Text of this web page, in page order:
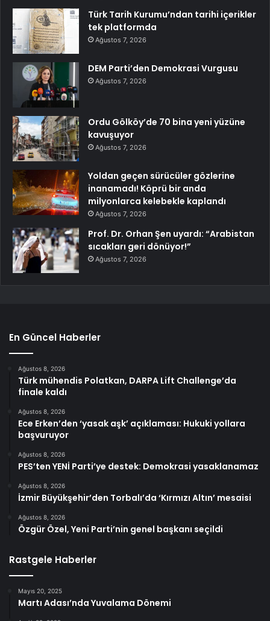
Türk Tarih Kurumu’ndan tarihi içerikler
tek platformda
Ağustos 7, 2026
DEM Parti’den Demokrasi Vurgusu
Ağustos 7, 2026
Ordu Gölköy’de 70 bina yeni yüzüne
kavuşuyor
Ağustos 7, 2026
Yoldan geçen sürücüler gözlerine
inanamadı! Köprü bir anda
milyonlarca kelebekle kaplandı
Ağustos 7, 2026
Prof. Dr. Orhan Şen uyardı: “Arabistan
sıcakları geri dönüyor!”
Ağustos 7, 2026
En Güncel Haberler
Ağustos 8, 2026
Türk mühendis Polatkan, DARPA Lift Challenge’da
finale kaldı
Ağustos 8, 2026
Ece Erken’den ‘yasak aşk’ açıklaması: Hukuki yollara
başvuruyor
Ağustos 8, 2026
PES’ten YENİ Parti’ye destek: Demokrasi yasaklanamaz
Ağustos 8, 2026
İzmir Büyükşehir’den Torbalı’da ‘Kırmızı Altın’ mesaisi
Ağustos 8, 2026
Özgür Özel, Yeni Parti’nin genel başkanı seçildi
Rastgele Haberler
Mayıs 20, 2025
Martı Adası’nda Yuvalama Dönemi